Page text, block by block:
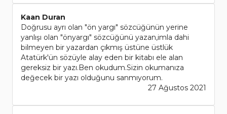
Kaan Duran
Doğrusu ayrı olan "ön yargı" sözcüğünün yerine
yanlışı olan "önyargı" sözcüğünü yazan,imla dahi
bilmeyen bir yazardan çıkmış üstüne üstlük
Atatürk'ün sözüyle alay eden bir kitabı ele alan
gereksiz bir yazı.Ben okudum.Sizin okumanıza
değecek bir yazı olduğunu sanmıyorum.
27 Ağustos 2021